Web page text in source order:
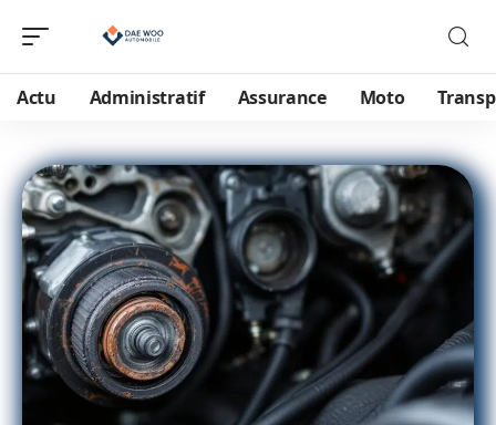
Actu Administratif Assurance Moto